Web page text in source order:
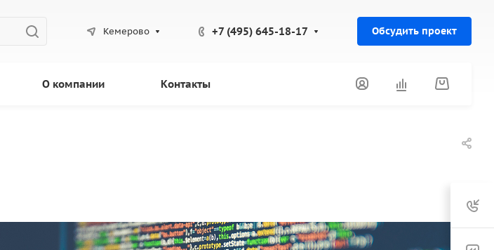
Кемерово +7 (495) 645-18-17 Обсудить проект
О компании Контакты